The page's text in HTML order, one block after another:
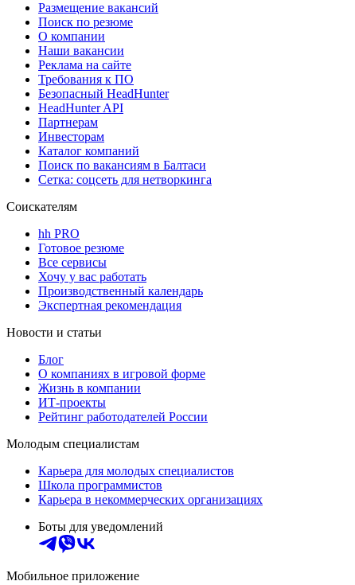
Размещение вакансий
Поиск по резюме
О компании
Наши вакансии
Реклама на сайте
Требования к ПО
Безопасный HeadHunter
HeadHunter API
Партнерам
Инвесторам
Каталог компаний
Поиск по вакансиям в Балтаси
Сетка: соцсеть для нетворкинга
Соискателям
hh PRO
Готовое резюме
Все сервисы
Хочу у вас работать
Производственный календарь
Экспертная рекомендация
Новости и статьи
Блог
О компаниях в игровой форме
Жизнь в компании
ИТ-проекты
Рейтинг работодателей России
Молодым специалистам
Карьера для молодых специалистов
Школа программистов
Карьера в некоммерческих организациях
Боты для уведомлений
Мобильное приложение